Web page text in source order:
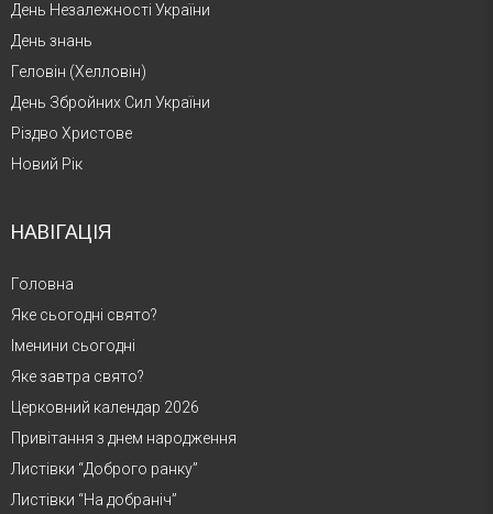
День Незалежності України
День знань
Геловін (Хелловін)
День Збройних Сил України
Різдво Христове
Новий Рік
НАВІГАЦІЯ
Головна
Яке сьогодні свято?
Іменини сьогодні
Яке завтра свято?
Церковний календар 2026
Привітання з днем народження
Листівки “Доброго ранку”
Листівки “На добраніч”